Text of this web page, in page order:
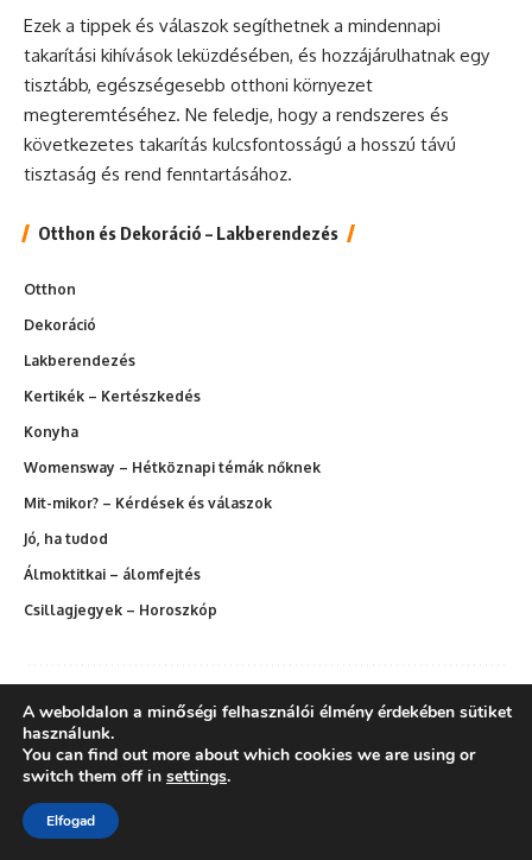
Ezek a tippek és válaszok segíthetnek a mindennapi
takarítási kihívások leküzdésében, és hozzájárulhatnak egy
tisztább, egészségesebb otthoni környezet
megteremtéséhez. Ne feledje, hogy a rendszeres és
következetes takarítás kulcsfontosságú a hosszú távú
tisztaság és rend fenntartásához.
Otthon és Dekoráció – Lakberendezés
Otthon
Dekoráció
Lakberendezés
Kertikék – Kertészkedés
Konyha
Womensway – Hétköznapi témák nőknek
Mit-mikor? – Kérdések és válaszok
Jó, ha tudod
Álmoktitkai – álomfejtés
Csillagjegyek – Horoszkóp
Ági vagyok, szeretek alkotni, felfedezni és megélni a pillanatokat –
A weboldalon a minőségi felhasználói élmény érdekében sütiket
használunk.
You can find out more about which cookies we are using or
switch them off in settings.
Elfogad